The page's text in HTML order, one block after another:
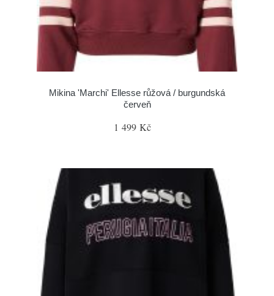
Mikina 'Marchi' Ellesse růžová / burgundská
červeň
1 499 Kč